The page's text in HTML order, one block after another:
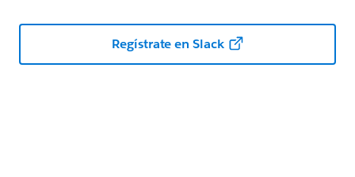
Regístrate en Slack